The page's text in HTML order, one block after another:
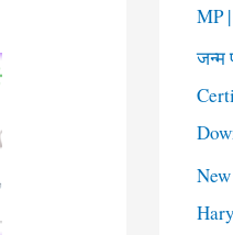
MP |
जन्म